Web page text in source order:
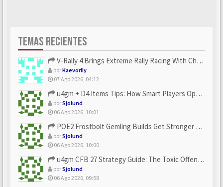
TEMAS RECIENTES
V-Rally 4 Brings Extreme Rally Racing With Challenging Track...
porKaevorlly
07 Ago 2026, 04:12
u4gm + D4 Items Tips: How Smart Players Optimize Gear, Build...
porSjolund
06 Ago 2026, 10:01
POE2 Frostbolt Gemling Builds Get Stronger With u4gm’s Ice C...
porSjolund
06 Ago 2026, 10:00
u4gm CFB 27 Strategy Guide: The Toxic Offensive Scheme Your ...
porSjolund
06 Ago 2026, 09:58